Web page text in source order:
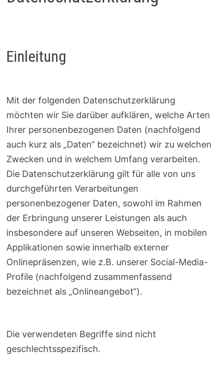
Einleitung
Mit der folgenden Datenschutzerklärung
möchten wir Sie darüber aufklären, welche Arten
Ihrer personenbezogenen Daten (nachfolgend
auch kurz als „Daten“ bezeichnet) wir zu welchen
Zwecken und in welchem Umfang verarbeiten.
Die Datenschutzerklärung gilt für alle von uns
durchgeführten Verarbeitungen
personenbezogener Daten, sowohl im Rahmen
der Erbringung unserer Leistungen als auch
insbesondere auf unseren Webseiten, in mobilen
Applikationen sowie innerhalb externer
Onlinepräsenzen, wie z.B. unserer Social-Media-
Profile (nachfolgend zusammenfassend
bezeichnet als „Onlineangebot“).
Die verwendeten Begriffe sind nicht
geschlechtsspezifisch.